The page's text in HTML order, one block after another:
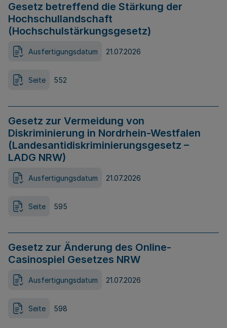
Gesetz betreffend die Stärkung der
Hochschullandschaft
(Hochschulstärkungsgesetz)
Ausfertigungsdatum 21.07.2026
Seite 552
Gesetz zur Vermeidung von
Diskriminierung in Nordrhein-Westfalen
(Landesantidiskriminierungsgesetz –
LADG NRW)
Ausfertigungsdatum 21.07.2026
Seite 595
Gesetz zur Änderung des Online-
Casinospiel Gesetzes NRW
Ausfertigungsdatum 21.07.2026
Seite 598